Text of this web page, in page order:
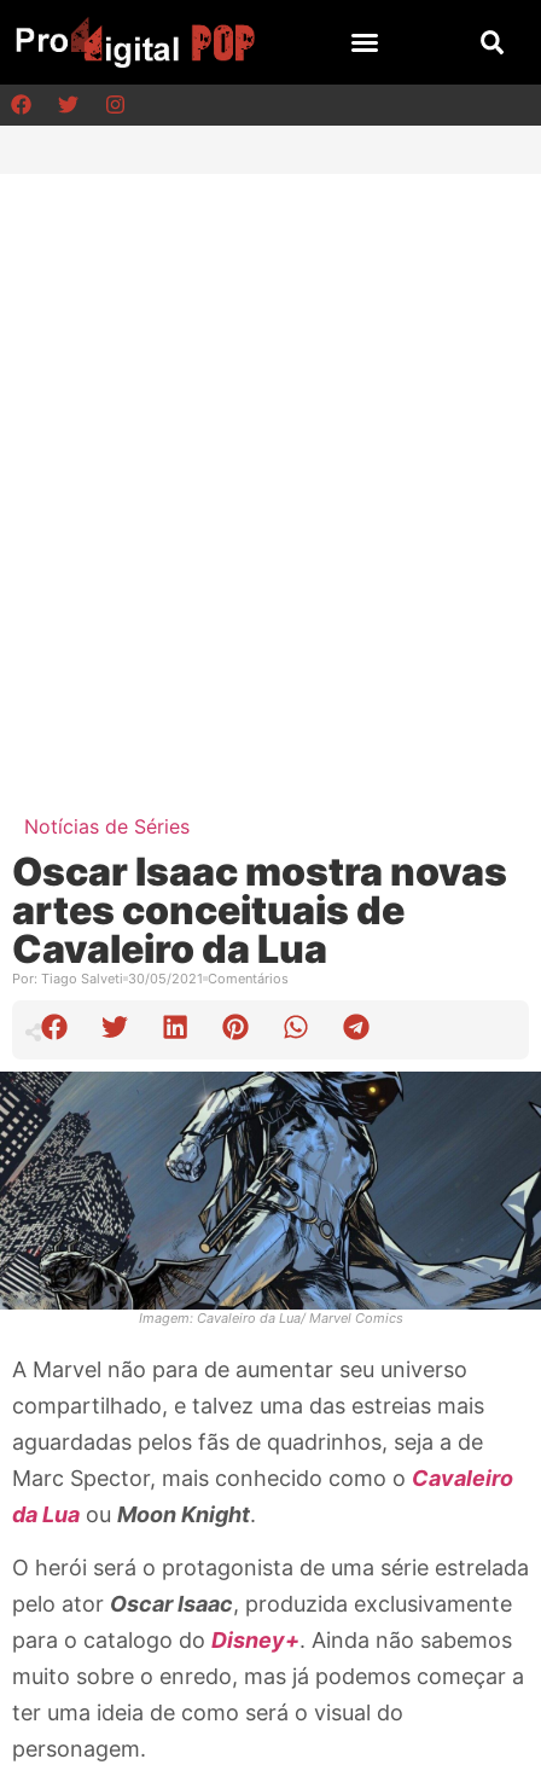
Notícias de Séries
Oscar Isaac mostra novas
artes conceituais de
Cavaleiro da Lua
Por: Tiago Salveti 30/05/2021 Comentários
Imagem: Cavaleiro da Lua/ Marvel Comics
A Marvel não para de aumentar seu universo
compartilhado, e talvez uma das estreias mais
aguardadas pelos fãs de quadrinhos, seja a de
Marc Spector, mais conhecido como o Cavaleiro
da Lua ou Moon Knight.
O herói será o protagonista de uma série estrelada
pelo ator Oscar Isaac, produzida exclusivamente
para o catalogo do Disney+. Ainda não sabemos
muito sobre o enredo, mas já podemos começar a
ter uma ideia de como será o visual do
personagem.